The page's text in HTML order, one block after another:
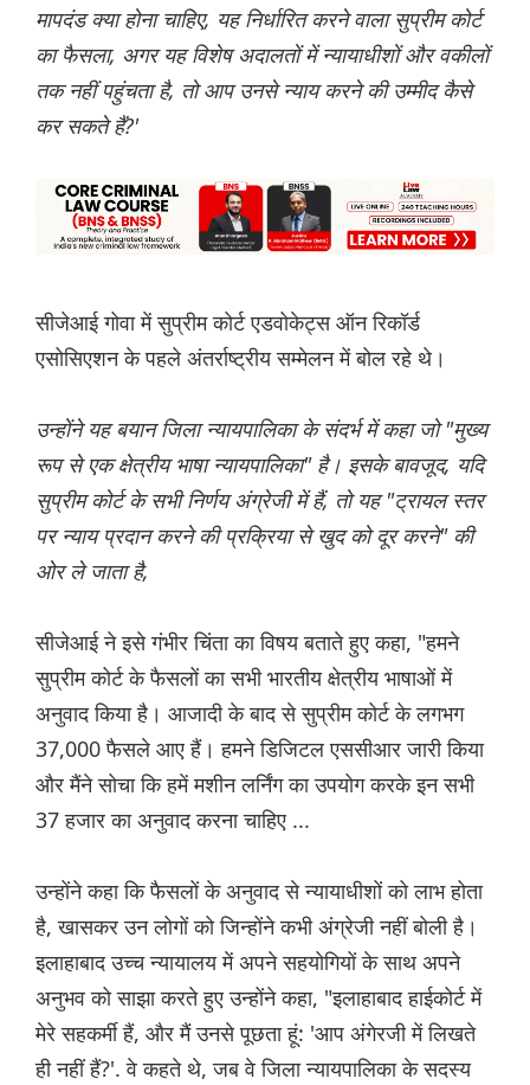
मापदंड क्या होना चाहिए, यह निर्धारित करने वाला सुप्रीम कोर्ट
का फैसला, अगर यह विशेष अदालतों में न्यायाधीशों और वकीलों
तक नहीं पहुंचता है, तो आप उनसे न्याय करने की उम्मीद कैसे
कर सकते हैं?'
सीजेआई गोवा में सुप्रीम कोर्ट एडवोकेट्स ऑन रिकॉर्ड
एसोसिएशन के पहले अंतर्राष्ट्रीय सम्मेलन में बोल रहे थे।
उन्होंने यह बयान जिला न्यायपालिका के संदर्भ में कहा जो "मुख्य
रूप से एक क्षेत्रीय भाषा न्यायपालिका" है। इसके बावजूद, यदि
सुप्रीम कोर्ट के सभी निर्णय अंग्रेजी में हैं, तो यह "ट्रायल स्तर
पर न्याय प्रदान करने की प्रक्रिया से खुद को दूर करने" की
ओर ले जाता है,
सीजेआई ने इसे गंभीर चिंता का विषय बताते हुए कहा, "हमने
सुप्रीम कोर्ट के फैसलों का सभी भारतीय क्षेत्रीय भाषाओं में
अनुवाद किया है। आजादी के बाद से सुप्रीम कोर्ट के लगभग
37,000 फैसले आए हैं। हमने डिजिटल एससीआर जारी किया
और मैंने सोचा कि हमें मशीन लर्निंग का उपयोग करके इन सभी
37 हजार का अनुवाद करना चाहिए ...
उन्होंने कहा कि फैसलों के अनुवाद से न्यायाधीशों को लाभ होता
है, खासकर उन लोगों को जिन्होंने कभी अंग्रेजी नहीं बोली है।
इलाहाबाद उच्च न्यायालय में अपने सहयोगियों के साथ अपने
अनुभव को साझा करते हुए उन्होंने कहा, "इलाहाबाद हाईकोर्ट में
मेरे सहकर्मी हैं, और मैं उनसे पूछता हूं: 'आप अंगेरजी में लिखते
ही नहीं हैं?'. वे कहते थे, जब वे जिला न्यायपालिका के सदस्य